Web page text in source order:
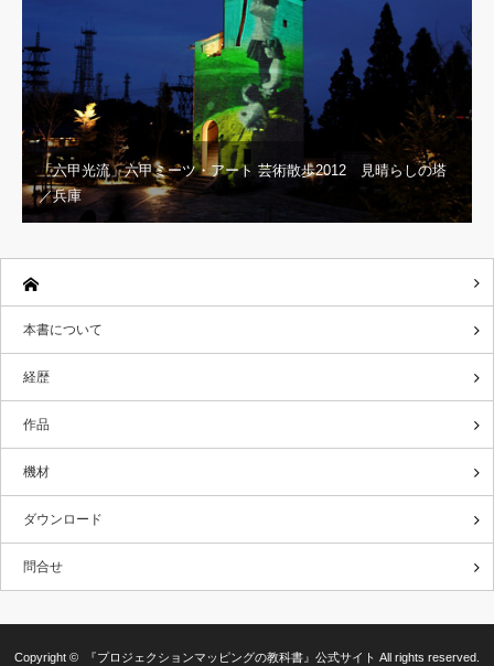
「六甲光流」六甲ミーツ・アート 芸術散歩2012 見晴らしの塔
／兵庫
本書について
経歴
作品
機材
ダウンロード
問合せ
Copyright © 『プロジェクションマッピングの教科書』公式サイト All rights reserved.